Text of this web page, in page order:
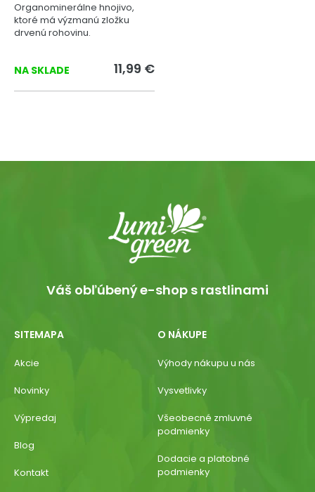
Organominerálne hnojivo,
ktoré má výzmanú zložku
drvenú rohovinu.
NA SKLADE 11,99 €
Váš obľúbený e-shop s rastlinami
SITEMAPA
Akcie
Novinky
Výpredaj
Blog
Kontakt
O NÁKUPE
Výhody nákupu u nás
Vysvetlivky
Všeobecné zmluvné
podmienky
Dodacie a platobné
podmienky